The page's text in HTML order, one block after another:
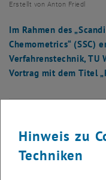
Erstellt von Anton Friedl
Im Rahmen des
Chemometrics“ (SSC)
Verfahrenstechnik, TU
Vortrag mit dem Titel
Eine besondere
bestehend aus den
Hinweis zu
Techniken